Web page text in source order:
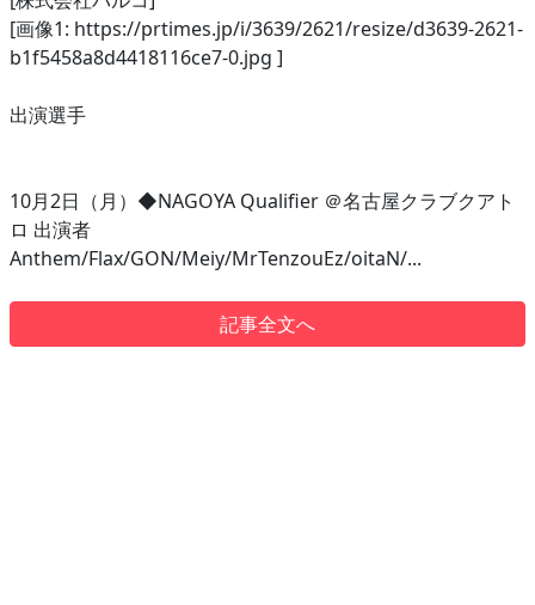
[画像1: https://prtimes.jp/i/3639/2621/resize/d3639-2621-
b1f5458a8d4418116ce7-0.jpg ]
出演選手
10月2日（月）◆NAGOYA Qualifier ＠名古屋クラブクアト
ロ 出演者
Anthem/Flax/GON/Meiy/MrTenzouEz/oitaN/...
記事全文へ